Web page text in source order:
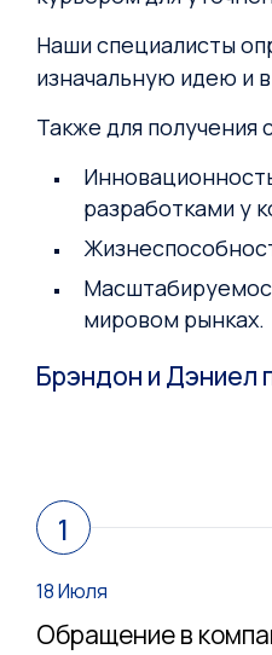
Наши специалисты
изначальную идею и
Также для
разработками у
мировом рынках.
Брэндон и Дэниел
1
18 Июля
Обращение в